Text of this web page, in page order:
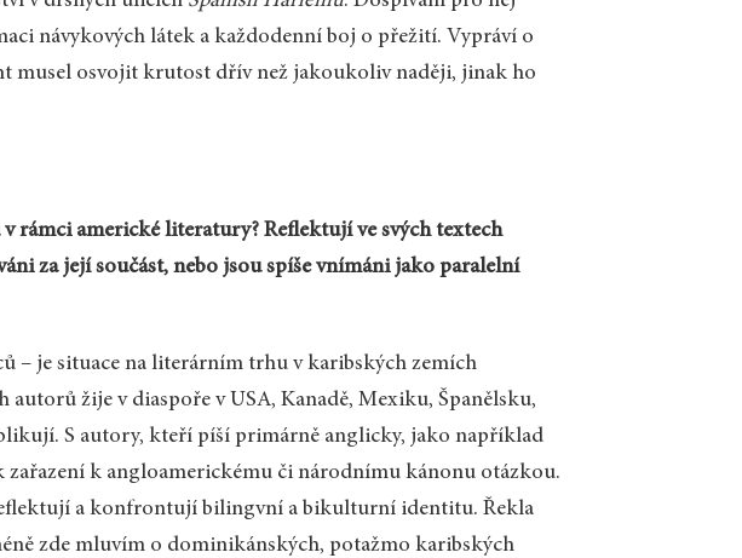
návykových látek a každodenní boj o přežití. Vypráví o
musel osvojit krutost dřív než jakoukoliv naději, jinak ho
rámci americké literatury? Reflektují ve svých textech
za její součást, nebo jsou spíše vnímáni jako paralelní
– je situace na literárním trhu v karibských zemích
žije v diaspoře v USA, Kanadě, Mexiku, Španělsku,
S autory, kteří píší primárně anglicky, jako například
zařazení k angloamerickému či národnímu kánonu otázkou.
a konfrontují bilingvní a bikulturní identitu. Řekla
zde mluvím o dominikánských, potažmo karibských